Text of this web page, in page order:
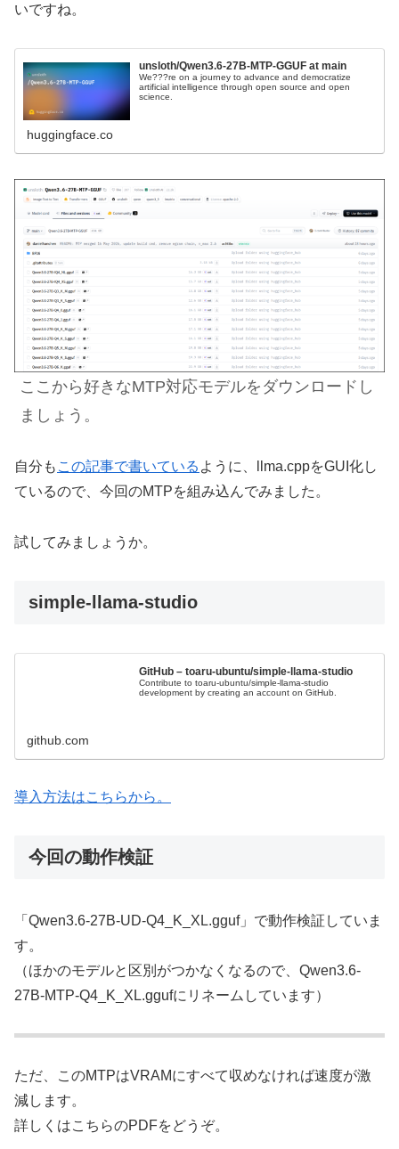
いですね。
unsloth/Qwen3.6-27B-MTP-GGUF at main
We???re on a journey to advance and democratize
artificial intelligence through open source and open
science.
huggingface.co
ここから好きなMTP対応モデルをダウンロードし
ましょう。
自分も この記事で書いている ように、llma.cppをGUI化し
ているので、今回のMTPを組み込んでみました。
試してみましょうか。
simple-llama-studio
GitHub – toaru-ubuntu/simple-llama-studio
Contribute to toaru-ubuntu/simple-llama-studio
development by creating an account on GitHub.
github.com
導入方法はこちらから。
今回の動作検証
「Qwen3.6-27B-UD-Q4_K_XL.gguf」で動作検証していま
す。
（ほかのモデルと区別がつかなくなるので、Qwen3.6-
27B-MTP-Q4_K_XL.ggufにリネームしています）
ただ、このMTPはVRAMにすべて収めなければ速度が激
減します。
詳しくはこちらのPDFをどうぞ。